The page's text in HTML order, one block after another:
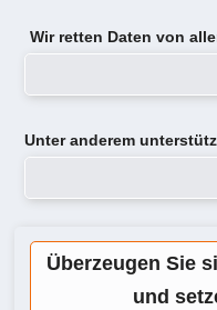
Wir retten Daten von
Unter anderem
Überzeugen Sie
und